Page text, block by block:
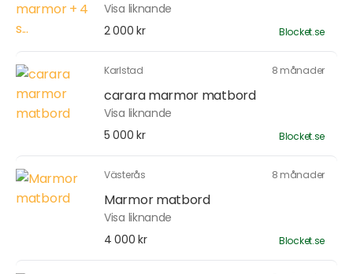
Visa liknande
2 000 kr
Blocket.se
Karlstad 8 månader
carara marmor matbord
Visa liknande
5 000 kr
Blocket.se
Västerås 8 månader
Marmor matbord
Visa liknande
4 000 kr
Blocket.se